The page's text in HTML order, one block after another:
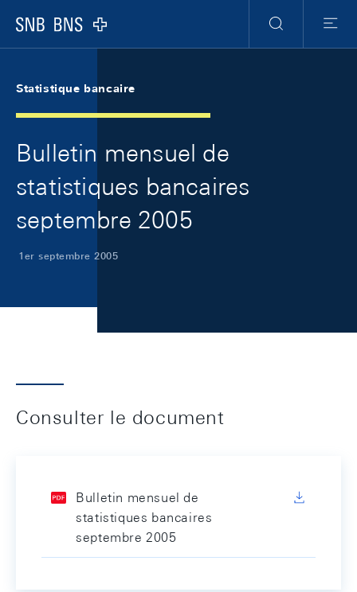
Logo
RechercheMenu
Statistique bancaire
Bulletin mensuel de
statistiques bancaires
septembre 2005
1er septembre 2005
Consulter le document
Bulletin mensuel de
statistiques bancaires
septembre 2005